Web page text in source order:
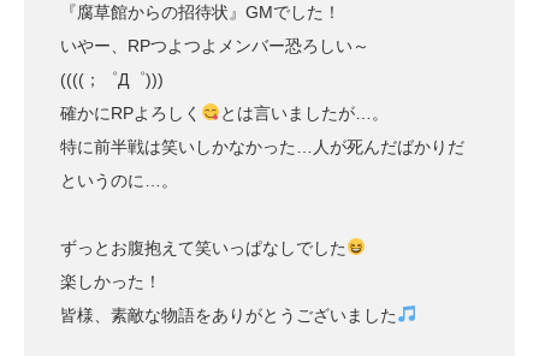
『腐草館からの招待状』GMでした！
いやー、RPつよつよメンバー恐ろしい～
((((；゜Д゜)))
確かにRPよろしく
とは言いましたが…。
特に前半戦は笑いしかなかった…人が死んだばかりだ
というのに…。
ずっとお腹抱えて笑いっぱなしでした
楽しかった！
皆様、素敵な物語をありがとうございました